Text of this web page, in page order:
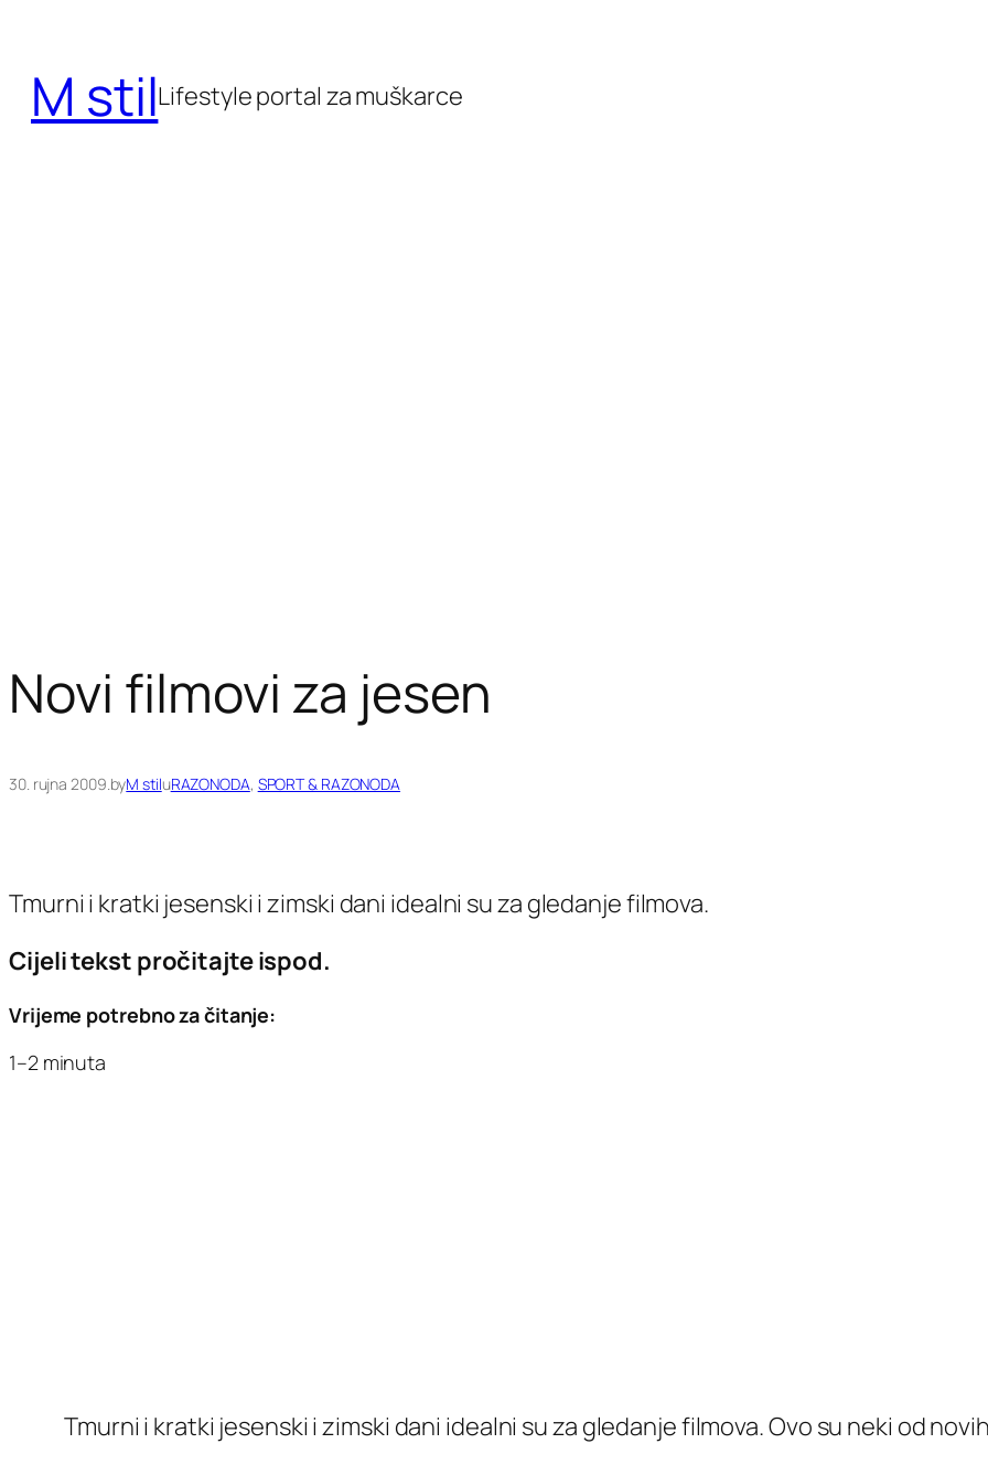
sadržaja
M stilLifestyle portal za muškarce
Novi filmovi za jesen
30. rujna 2009.byM stiluRAZONODA, SPORT & RAZONODA
Tmurni i kratki jesenski i zimski dani idealni su za gledanje filmova.
Cijeli tekst pročitajte ispod.
Vrijeme potrebno za čitanje:
1–2 minuta
Tmurni i kratki jesenski i zimski dani idealni su za gledanje filmova. Ovo su neki od